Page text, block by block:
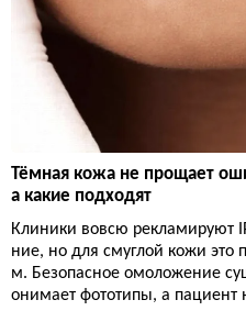
Тёмная кожа не прощает
а какие подходят
Клиники вовсю рекламируют
ние, но для смуглой кожи это
м. Безопасное омоложение
онимает фототипы, а пациент